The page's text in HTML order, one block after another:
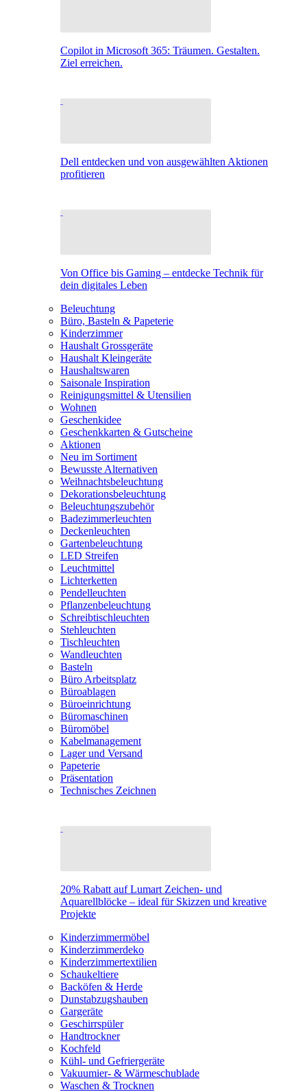
Copilot in Microsoft 365: Träumen. Gestalten.
Ziel erreichen.
Dell entdecken und von ausgewählten Aktionen
profitieren
Von Office bis Gaming – entdecke Technik für
dein digitales Leben
Beleuchtung
Büro, Basteln & Papeterie
Kinderzimmer
Haushalt Grossgeräte
Haushalt Kleingeräte
Haushaltswaren
Saisonale Inspiration
Reinigungsmittel & Utensilien
Wohnen
Geschenkidee
Geschenkkarten & Gutscheine
Aktionen
Neu im Sortiment
Bewusste Alternativen
Weihnachtsbeleuchtung
Dekorationsbeleuchtung
Beleuchtungszubehör
Badezimmerleuchten
Deckenleuchten
Gartenbeleuchtung
LED Streifen
Leuchtmittel
Lichterketten
Pendelleuchten
Pflanzenbeleuchtung
Schreibtischleuchten
Stehleuchten
Tischleuchten
Wandleuchten
Basteln
Büro Arbeitsplatz
Büroablagen
Büroeinrichtung
Büromaschinen
Büromöbel
Kabelmanagement
Lager und Versand
Papeterie
Präsentation
Technisches Zeichnen
20% Rabatt auf Lumart Zeichen- und
Aquarellblöcke – ideal für Skizzen und kreative
Projekte
Kinderzimmermöbel
Kinderzimmerdeko
Kinderzimmertextilien
Schaukeltiere
Backöfen & Herde
Dunstabzugshauben
Gargeräte
Geschirrspüler
Handtrockner
Kochfeld
Kühl- und Gefriergeräte
Vakuumier- & Wärmeschublade
Waschen & Trocknen